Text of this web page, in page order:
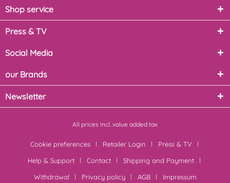
Shop service
Press & TV
Social Media
our Brands
Newsletter
All prices incl. value added tax
Cookie preferences Retailer Login
Press & TV
Help & Support
Contact
Shipping and Payment
Withdrawal
Privacy policy AGB Impressum